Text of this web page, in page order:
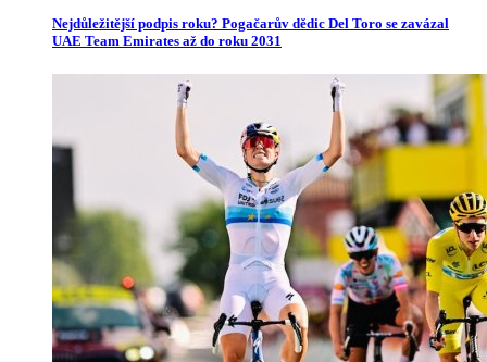
Nejdůležitější podpis roku? Pogačarův dědic Del Toro se zavázal
UAE Team Emirates až do roku 2031